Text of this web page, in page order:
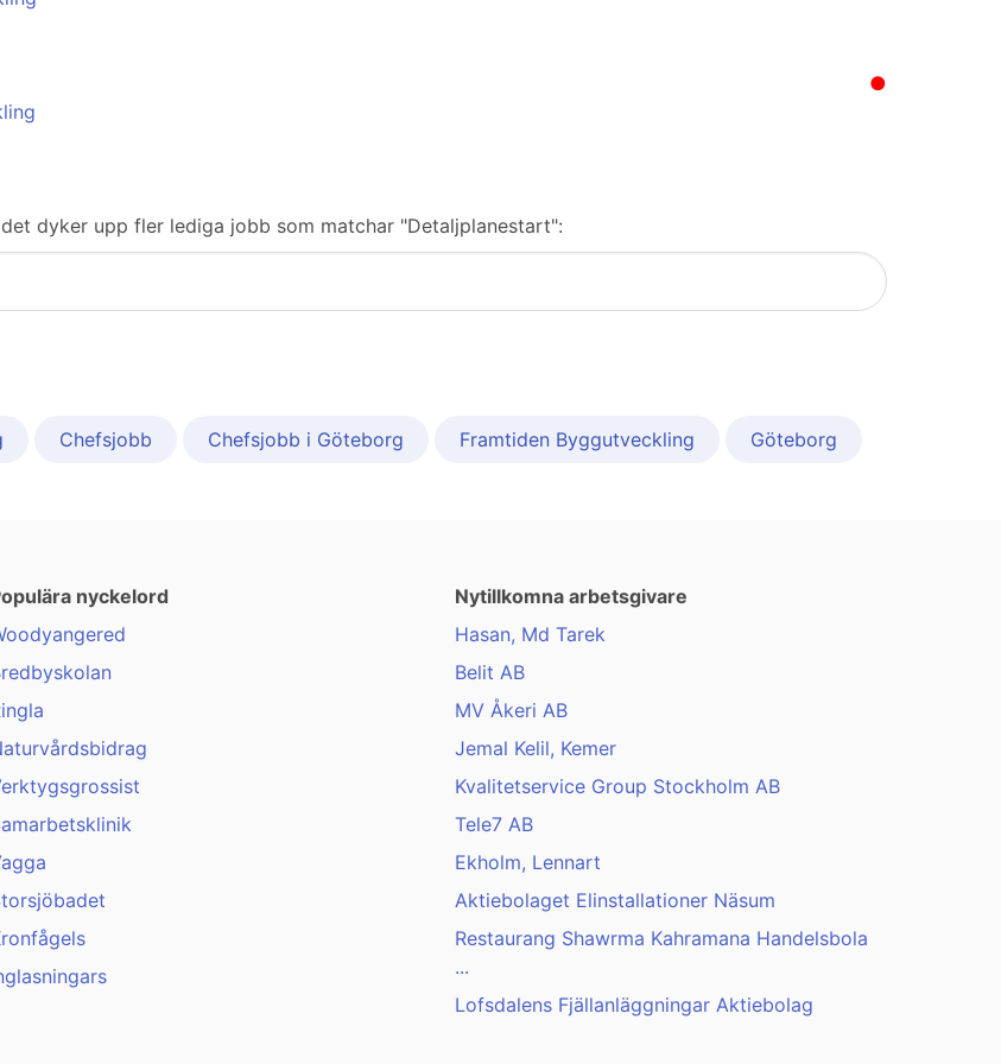
●
dyker upp fler lediga jobb som matchar "Detaljplanestart":
Chefsjobb Chefsjobb i Göteborg Framtiden Byggutveckling Göteborg
nyckelord
Nytillkomna arbetsgivare
Hasan, Md Tarek
Belit AB
MV Åkeri AB
Jemal Kelil, Kemer
Kvalitetservice Group Stockholm AB
Tele7 AB
Ekholm, Lennart
Aktiebolaget Elinstallationer Näsum
Restaurang Shawrma Kahramana Handelsbola
...
Lofsdalens Fjällanläggningar Aktiebolag